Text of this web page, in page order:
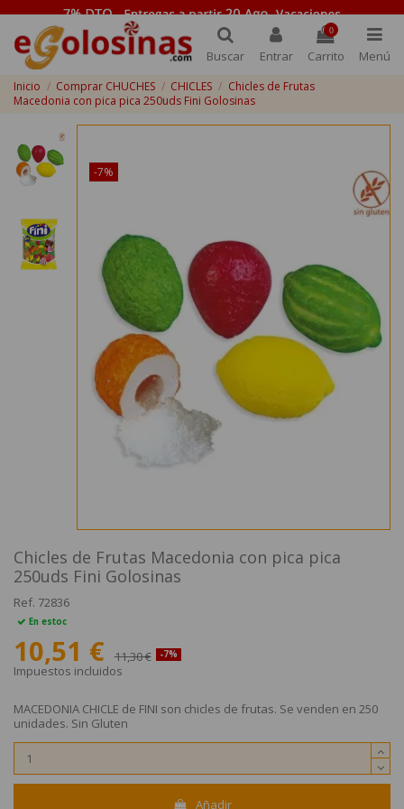
Buscar Entrar
0
Carrito Menú
Inicio Comprar CHUCHES CHICLES
Chicles de Frutas
Macedonia con pica pica 250uds Fini Golosinas
-7%
Chicles de Frutas Macedonia con pica pica
250uds Fini Golosinas
Ref. 72836
En estoc
10,51 € 11,30 € -7%
Impuestos incluidos
MACEDONIA CHICLE de FINI son chicles de frutas. Se venden en 250
unidades. Sin Gluten
Añadir